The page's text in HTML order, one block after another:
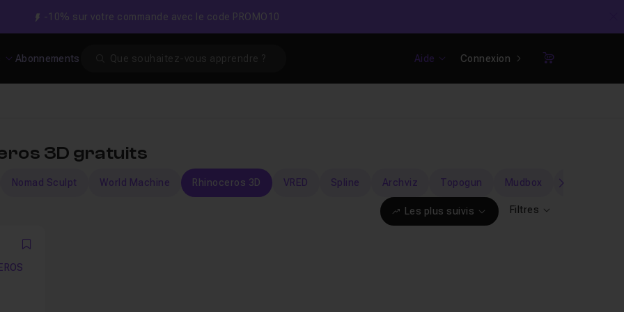
-10% sur votre commande avec le code PROMO10
Abonnements Aide Connexion
Panier
3D gratuits
Nomad Sculpt World Machine Rhinoceros 3D VRED Spline Archviz Topogun Mudbox
Les plus suivis Filtres
Favori